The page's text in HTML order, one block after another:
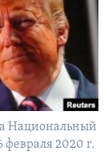
Национальный
2020 г.